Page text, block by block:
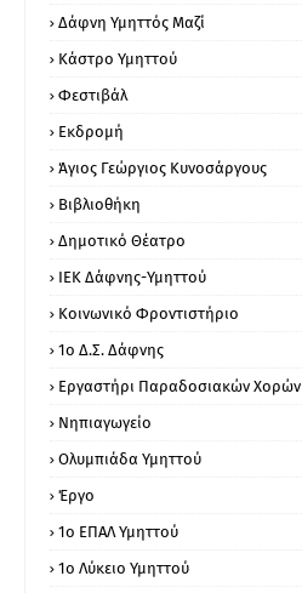
Δάφνη Υμηττός Μαζί
Κάστρο Υμηττού
Φεστιβάλ
Εκδρομή
Άγιος Γεώργιος Κυνοσάργους
Βιβλιοθήκη
Δημοτικό Θέατρο
ΙΕΚ Δάφνης-Υμηττού
Κοινωνικό Φροντιστήριο
1ο Δ.Σ. Δάφνης
Εργαστήρι Παραδοσιακών Χορών
Νηπιαγωγείο
Ολυμπιάδα Υμηττού
Έργο
1o ΕΠΑΛ Υμηττού
1ο Λύκειο Υμηττού